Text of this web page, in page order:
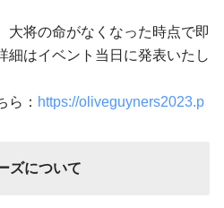
大将の命がなくなった時点で即
細はイベント当日に発表いたし
ら： https://oliveguyners2023.p
ズについて